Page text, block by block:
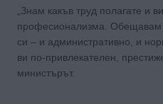
„Знам какъв труд полагате и
професионализма. Обещавам
си – и административно, и
ви по-привлекателен,
министърът.